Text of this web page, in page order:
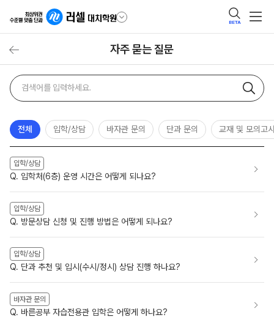
BETA
자주 묻는 질문
자주
묻는
검색
검색어
전체 입학/상담 바자관 문의 단과 문의 교재 및 모의고
입학/상담
Q. 입학처(6층) 운영 시간은 어떻게 되나요?
입학/상담
Q. 방문상담 신청 및 진행 방법은 어떻게 되나요?
입학/상담
Q. 단과 추천 및 입시(수시/정시) 상담 진행 하나요?
바자관 문의
Q. 바른공부 자습전용관 입학은 어떻게 하나요?